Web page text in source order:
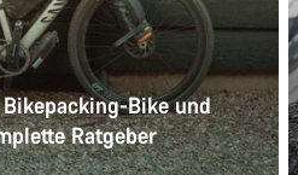
Bike und
Ratgeber